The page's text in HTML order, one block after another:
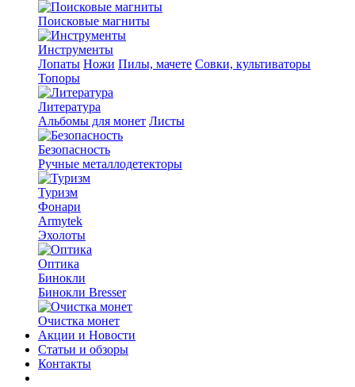
Поисковые магниты
Инструменты
Лопаты Ножи Пилы, мачете Совки, культиваторы
Топоры
Литература
Альбомы для монет Листы
Безопасность
Ручные металлодетекторы
Туризм
Фонари
Armytek
Эхолоты
Оптика
Бинокли
Бинокли Bresser
Очистка монет
Акции и Новости
Статьи и обзоры
Контакты